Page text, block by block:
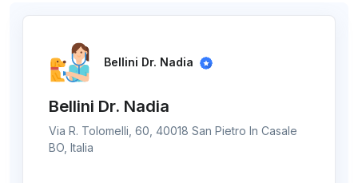
Bellini Dr. Nadia
Bellini Dr. Nadia
Via R. Tolomelli, 60, 40018 San Pietro In Casale
BO, Italia